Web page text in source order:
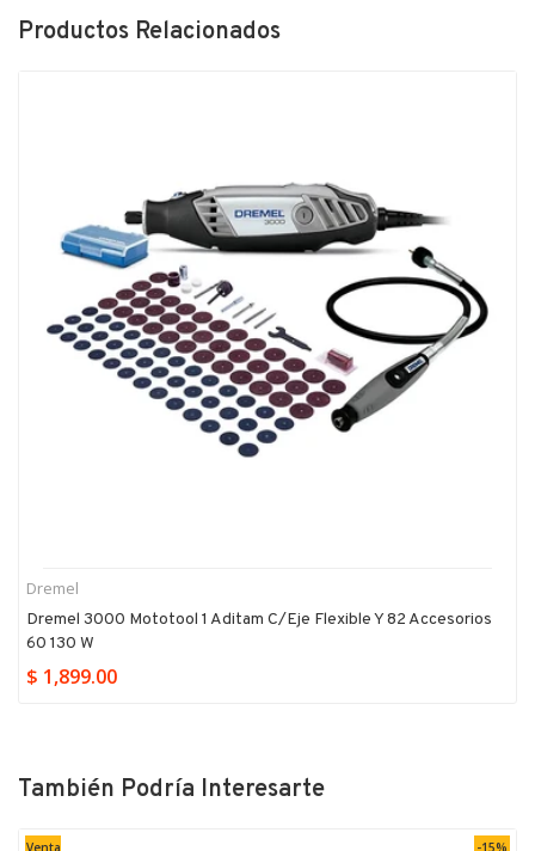
Productos Relacionados
Dremel
Dremel 3000 Mototool 1 Aditam C/eje Flexible Y 82 Accesorios
60 130 W
$ 1,899.00
También Podría Interesarte
Venta -15%